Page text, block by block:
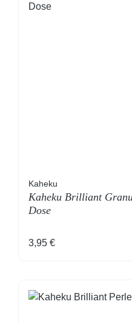
Kaheku
Kaheku Brilliant
Dose
Regulärer Preis:
3,95 €